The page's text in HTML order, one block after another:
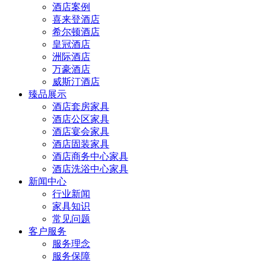
酒店案例
喜来登酒店
希尔顿酒店
皇冠酒店
洲际酒店
万豪酒店
威斯汀酒店
臻品展示
酒店套房家具
酒店公区家具
酒店宴会家具
酒店固装家具
酒店商务中心家具
酒店洗浴中心家具
新闻中心
行业新闻
家具知识
常见问题
客户服务
服务理念
服务保障